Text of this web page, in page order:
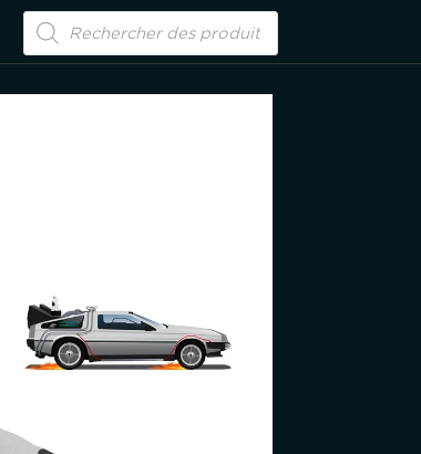
Recherche
de
produits